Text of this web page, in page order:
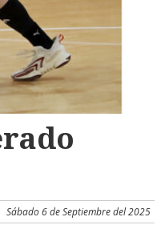
Sábado 6 de Septiembre del 2025